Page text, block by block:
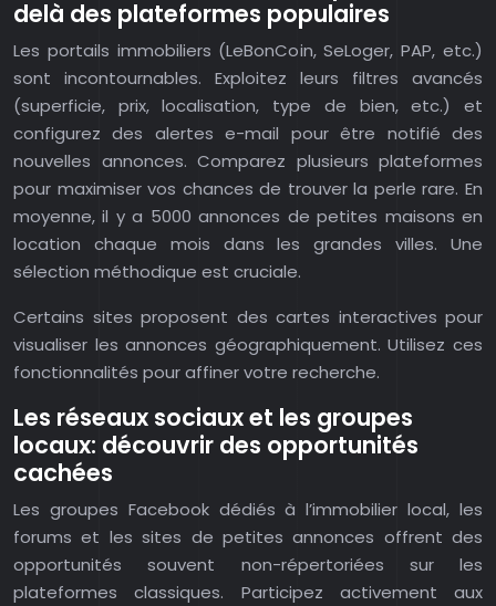
delà des plateformes populaires
Les portails immobiliers (LeBonCoin, SeLoger, PAP, etc.)
sont incontournables. Exploitez leurs filtres avancés
(superficie, prix, localisation, type de bien, etc.) et
configurez des alertes e-mail pour être notifié des
nouvelles annonces. Comparez plusieurs plateformes
pour maximiser vos chances de trouver la perle rare. En
moyenne, il y a 5000 annonces de petites maisons en
location chaque mois dans les grandes villes. Une
sélection méthodique est cruciale.
Certains sites proposent des cartes interactives pour
visualiser les annonces géographiquement. Utilisez ces
fonctionnalités pour affiner votre recherche.
Les réseaux sociaux et les groupes
locaux: découvrir des opportunités
cachées
Les groupes Facebook dédiés à l’immobilier local, les
forums et les sites de petites annonces offrent des
opportunités souvent non-répertoriées sur les
plateformes classiques. Participez activement aux